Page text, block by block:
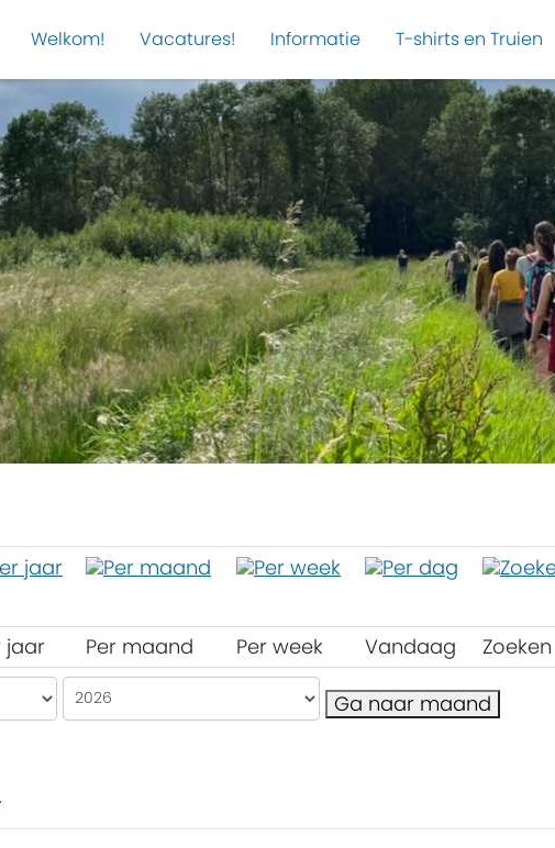
Welkom! Vacatures! Informatie T-shirts en Truien
jaar Per maand Per week Vandaag Zoeken
Ga naar maand